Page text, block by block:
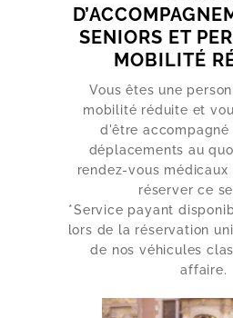
SENIORS ET
MOBILITÉ
Vous êtes une
mobilité réduite et
d'être
déplacements au
rendez-vous médicaux
réserver ce
*Service payant
lors de la réservation
de nos véhicules
affaire.